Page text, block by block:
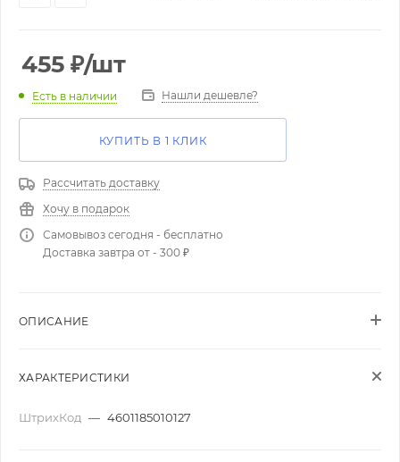
455 ₽/шт
Есть в наличии Нашли дешевле?
КУПИТЬ В 1 КЛИК
Рассчитать доставку
Хочу в подарок
Самовывоз сегодня - бесплатно
Доставка завтра от - 300 ₽
ОПИСАНИЕ
ХАРАКТЕРИСТИКИ
ШтрихКод — 4601185010127